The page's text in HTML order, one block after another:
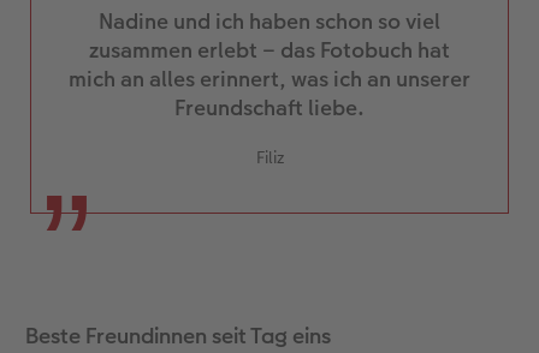
Nadine und ich haben schon so viel
zusammen erlebt – das Fotobuch hat
mich an alles erinnert, was ich an unserer
Freundschaft liebe.
Filiz
Beste Freundinnen seit Tag eins